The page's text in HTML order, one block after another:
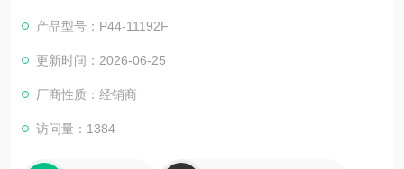
DOPAG定量阀、DOPAG减压阀、DOPAG计量阀、DOPAG隔膜
阀、DOPAG油脂泵、DOPAG密封圈等。
产品型号：P44-11192F
更新时间：2026-06-25
厂商性质：经销商
访问量：1384